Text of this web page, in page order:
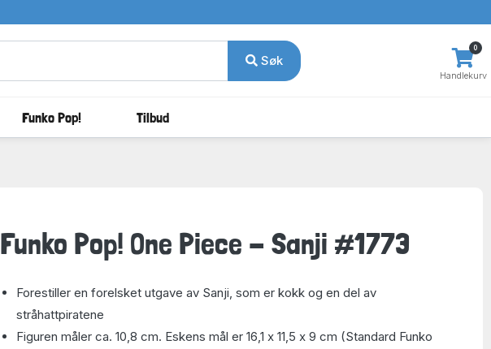
Søk
Handlekurv
0
Funko Pop! Tilbud
Funko Pop! One Piece - Sanji #1773
Forestiller en forelsket utgave av Sanji, som er kokk og en del av
stråhattpiratene
Figuren måler ca. 10,8 cm. Eskens mål er 16,1 x 11,5 x 9 cm (Standard Funko